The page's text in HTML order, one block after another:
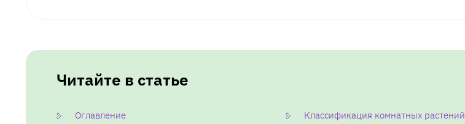
Читайте в статье
Оглавление
Классификация комнатных растений